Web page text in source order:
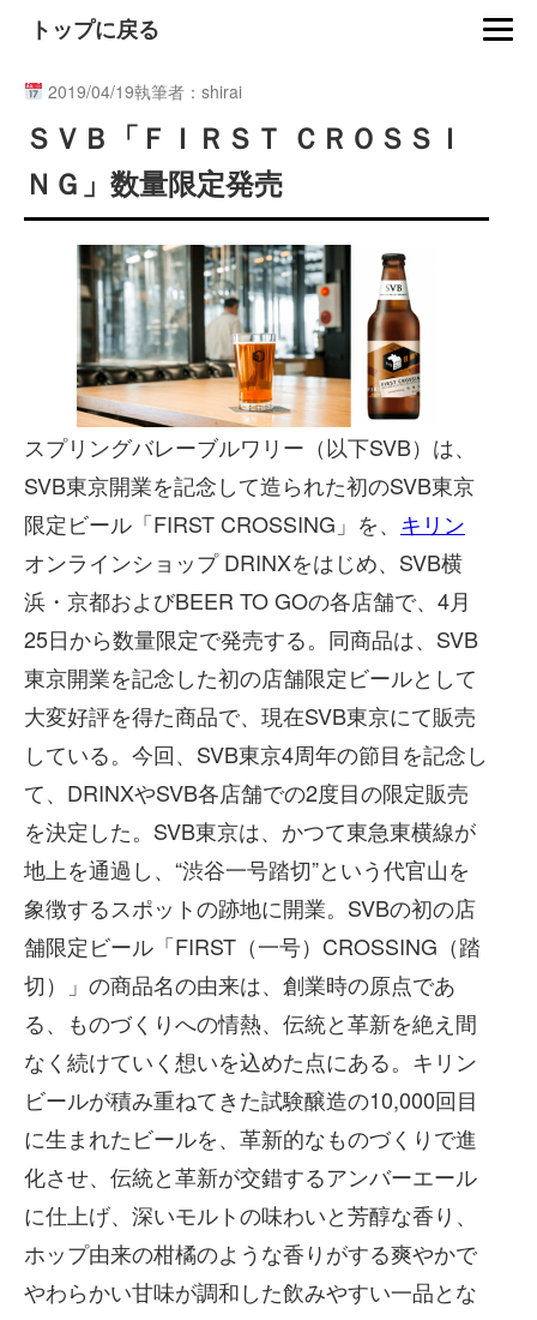
トップに戻る
2019/04/19執筆者：shirai
ＳＶＢ「ＦＩＲＳＴ ＣＲＯＳＳＩ
ＮＧ」数量限定発売
スプリングバレーブルワリー（以下SVB）は、
SVB東京開業を記念して造られた初のSVB東京
限定ビール「FIRST CROSSING」を、 キリン
オンラインショップ DRINXをはじめ、SVB横
浜・京都およびBEER TO GOの各店舗で、4月
25日から数量限定で発売する。同商品は、SVB
東京開業を記念した初の店舗限定ビールとして
大変好評を得た商品で、現在SVB東京にて販売
している。今回、SVB東京4周年の節目を記念し
て、DRINXやSVB各店舗での2度目の限定販売
を決定した。SVB東京は、かつて東急東横線が
地上を通過し、“渋谷一号踏切”という代官山を
象徴するスポットの跡地に開業。SVBの初の店
舗限定ビール「FIRST（一号）CROSSING（踏
切）」の商品名の由来は、創業時の原点であ
る、ものづくりへの情熱、伝統と革新を絶え間
なく続けていく想いを込めた点にある。キリン
ビールが積み重ねてきた試験醸造の10,000回目
に生まれたビールを、革新的なものづくりで進
化させ、伝統と革新が交錯するアンバーエール
に仕上げ、深いモルトの味わいと芳醇な香り、
ホップ由来の柑橘のような香りがする爽やかで
やわらかい甘味が調和した飲みやすい一品とな